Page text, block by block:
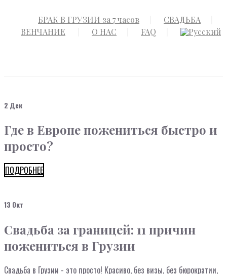
БРАК В ГРУЗИИ за 7 часов
СВАДЬБА
ВЕНЧАНИЕ
О НАС FAQ
2 Дек
Где в Европе пожениться быстро и
просто?
ПОДРОБНЕЕ
13 Окт
Свадьба за границей: 11 причин
пожениться в Грузии
Свадьба в Грузии - это просто! Красиво, без визы, без бюрократии,